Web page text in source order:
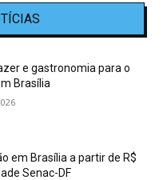
e gastronomia para o
Brasília
em Brasília a partir de R$
Senac-DF